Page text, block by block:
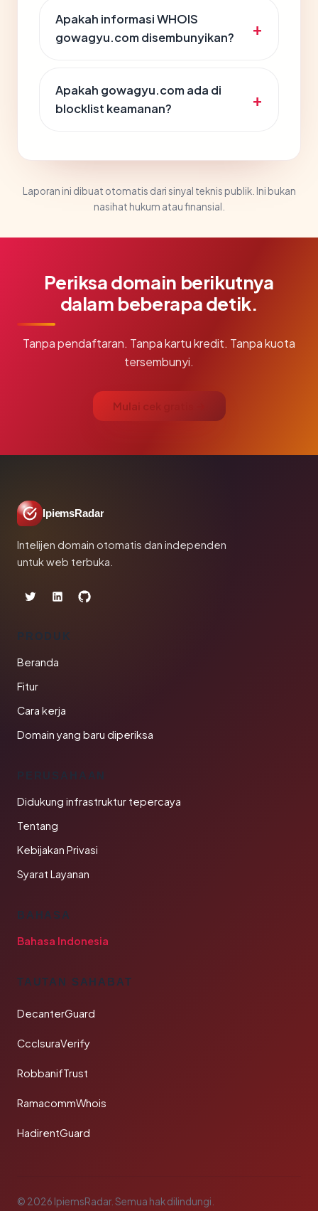
Apakah informasi WHOIS
gowagyu.com disembunyikan?
Apakah gowagyu.com ada di
blocklist keamanan?
Laporan ini dibuat otomatis dari sinyal teknis publik. Ini bukan
nasihat hukum atau finansial.
Periksa domain berikutnya
dalam beberapa detik.
Tanpa pendaftaran. Tanpa kartu kredit. Tanpa kuota
tersembunyi.
Mulai cek gratis →
IpiemsRadar
Intelijen domain otomatis dan independen
untuk web terbuka.
PRODUK
Beranda
Fitur
Cara kerja
Domain yang baru diperiksa
PERUSAHAAN
Didukung infrastruktur tepercaya
Tentang
Kebijakan Privasi
Syarat Layanan
BAHASA
Bahasa Indonesia
TAUTAN SAHABAT
DecanterGuard
CcclsuraVerify
RobbanifTrust
RamacommWhois
HadirentGuard
© 2026 IpiemsRadar. Semua hak dilindungi.